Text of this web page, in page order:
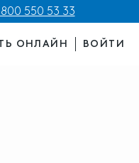
550 53 33
ОНЛАЙН ВОЙТИ